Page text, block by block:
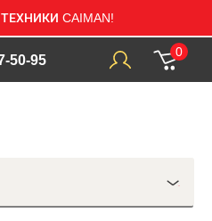
CAIMAN!
50-95
0